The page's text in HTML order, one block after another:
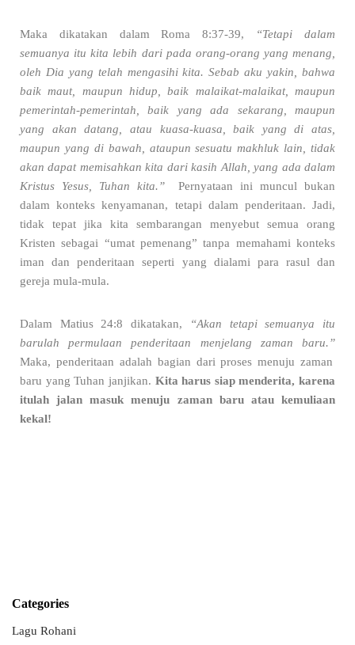
Maka dikatakan dalam Roma 8:37-39,
“Tetapi dalam
semuanya itu kita lebih dari pada orang-orang yang menang,
oleh Dia yang telah mengasihi kita. Sebab aku yakin, bahwa
baik maut, maupun hidup, baik malaikat-malaikat, maupun
pemerintah-pemerintah, baik yang ada sekarang, maupun
yang akan datang,
atau kuasa-kuasa, baik yang di atas,
maupun yang di bawah, ataupun sesuatu makhluk lain, tidak
akan dapat memisahkan kita dari kasih Allah, yang ada dalam
Kristus Yesus, Tuhan kita.”
Pernyataan ini muncul bukan
dalam konteks kenyamanan, tetapi dalam penderitaan. Jadi,
tidak tepat jika kita sembarangan menyebut semua orang
Kristen sebagai “umat pemenang” tanpa memahami konteks
iman dan penderitaan seperti yang dialami para rasul dan
gereja mula-mula.
Dalam Matius 24:8 dikatakan,
“Akan tetapi semuanya itu
barulah permulaan penderitaan menjelang zaman baru.”
Maka, penderitaan adalah bagian dari proses menuju zaman
baru yang Tuhan janjikan. Kita harus siap menderita, karena
itulah jalan masuk menuju zaman baru atau kemuliaan
kekal!
Categories
Lagu Rohani